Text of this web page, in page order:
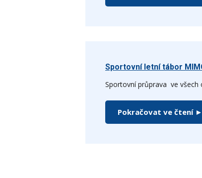
Sportovní letní tábor
Sportovní průprava ve všech
Pokračovat ve čtení ►